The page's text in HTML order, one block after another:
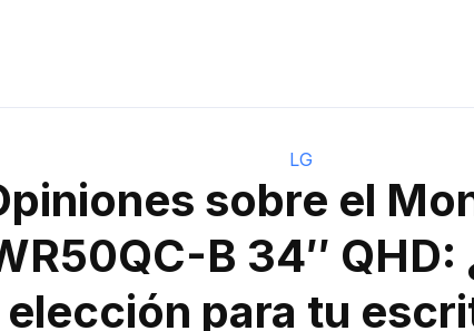
LG
sobre el
B 34″ QHD:
elección para tu